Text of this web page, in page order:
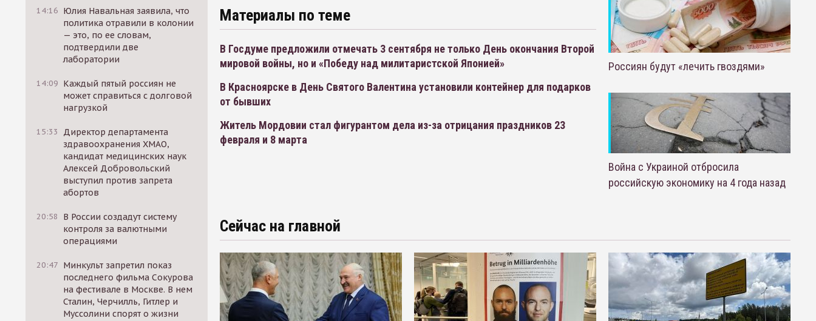
14:16 Юлия Навальная заявила, что
политика отравили в колонии
— это, по ее словам,
подтвердили две
лаборатории
14:09 Каждый пятый россиян не
может справиться с долговой
нагрузкой
15:33
Директор департамента
здравоохранения ХМАО,
кандидат медицинских наук
Алексей Добровольский
выступил против запрета
абортов
20:58
В России создадут систему
контроля за валютными
операциями
20:47 Минкульт запретил показ
последнего фильма Сокурова
на фестивале в Москве. В нем
Сталин, Черчилль, Гитлер и
Муссолини спорят о жизни
Материалы по теме
В Госдуме предложили отмечать 3 сентября не только День окончания Второй
мировой войны, но и «Победу над милитаристской Японией»
В Красноярске в День Святого Валентина установили контейнер для подарков
от бывших
Житель Мордовии стал фигурантом дела из-за отрицания праздников 23
февраля и 8 марта
Россиян будут «лечить гвоздями»
Война с Украиной отбросила
российскую экономику на 4 года назад
Сейчас на главной